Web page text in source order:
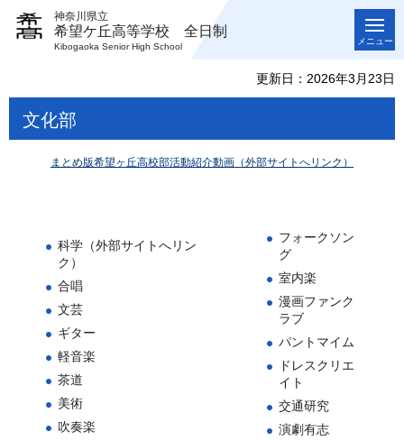
神奈川県立
希望ケ丘高等学校 全日制
Kibogaoka Senior High School
メニュー
更新日：2026年3月23日
文化部
まとめ版希望ヶ丘高校部活動紹介動画（外部サイトへリンク）
科学（外部サイトへリン
ク）
合唱
文芸
ギター
軽音楽
茶道
美術
吹奏楽
フォークソン
グ
室内楽
漫画ファンク
ラブ
パントマイム
ドレスクリエ
イト
交通研究
演劇有志